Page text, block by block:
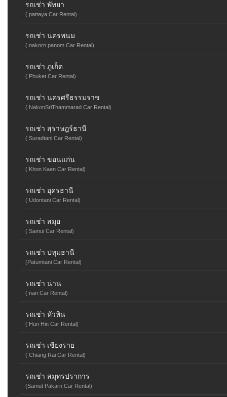
รถเช่า พัทยา
( pattaya Car Rental)
รถเช่า นครพนม
( nakorn panom Car Rental)
รถเช่า ภูเก็ต
( Phuket Car Rental)
รถเช่า นครศรีธรรมราช
( NakonSriThammarad Car Rental)
รถเช่า สุราษฎร์ธานี
( Suradtani Car Rental)
รถเช่า ขอนแก่น
( Khon Kaen Car Rental)
รถเช่า อุดรธานี
( Udontani Car Rental)
รถเช่า สมุย
( Samui Car Rental)
รถเช่า ปทุมธานี
(Patumtani Car Rental)
รถเช่า น่าน
( nan Car Rental)
รถเช่า หัวหิน
( Hun Hin Car Rental)
รถเช่า เชียงราย
( Chiang Rai Car Rental)
รถเช่า สมุทรปราการ
(Samut Pakarn Car Rental)